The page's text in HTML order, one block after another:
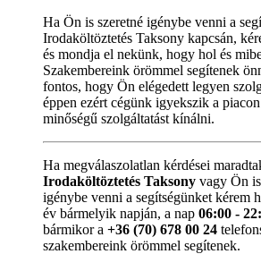
Ha Ön is szeretné igénybe venni a
Irodaköltöztetés Taksony kapcsán,
és mondja el nekünk, hogy hol és
Szakembereink örömmel segítenek
fontos, hogy Ön elégedett legyen
éppen ezért cégünk igyekszik a
minőségű szolgáltatást kínálni.
Ha megválaszolatlan kérdései
Irodaköltöztetés Taksony vagy Ön
igénybe venni a segítségünket kérem
év bármelyik napján, a nap 06:00 -
bármikor a +36 (70) 678 00 24
szakembereink örömmel segítenek.